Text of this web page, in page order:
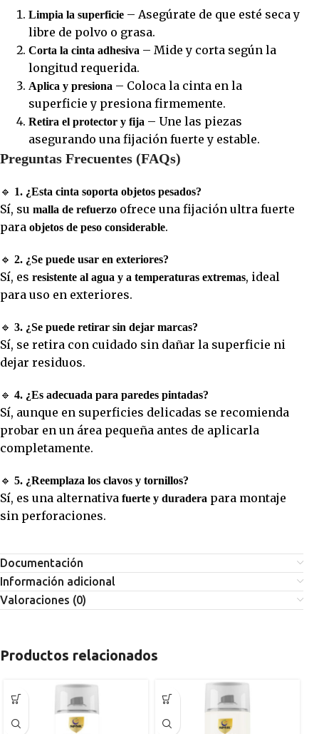
Limpia la superficie – Asegúrate de que esté seca y
libre de polvo o grasa.
Corta la cinta adhesiva – Mide y corta según la
longitud requerida.
Aplica y presiona – Coloca la cinta en la
superficie y presiona firmemente.
Retira el protector y fija – Une las piezas
asegurando una fijación fuerte y estable.
Preguntas Frecuentes (FAQs)
🔹 1. ¿Esta cinta soporta objetos pesados?
Sí, su malla de refuerzo ofrece una fijación ultra fuerte
para objetos de peso considerable.
🔹 2. ¿Se puede usar en exteriores?
Sí, es resistente al agua y a temperaturas extremas, ideal
para uso en exteriores.
🔹 3. ¿Se puede retirar sin dejar marcas?
Sí, se retira con cuidado sin dañar la superficie ni
dejar residuos.
🔹 4. ¿Es adecuada para paredes pintadas?
Sí, aunque en superficies delicadas se recomienda
probar en un área pequeña antes de aplicarla
completamente.
🔹 5. ¿Reemplaza los clavos y tornillos?
Sí, es una alternativa fuerte y duradera para montaje
sin perforaciones.
Documentación
Información adicional
Valoraciones (0)
Productos relacionados